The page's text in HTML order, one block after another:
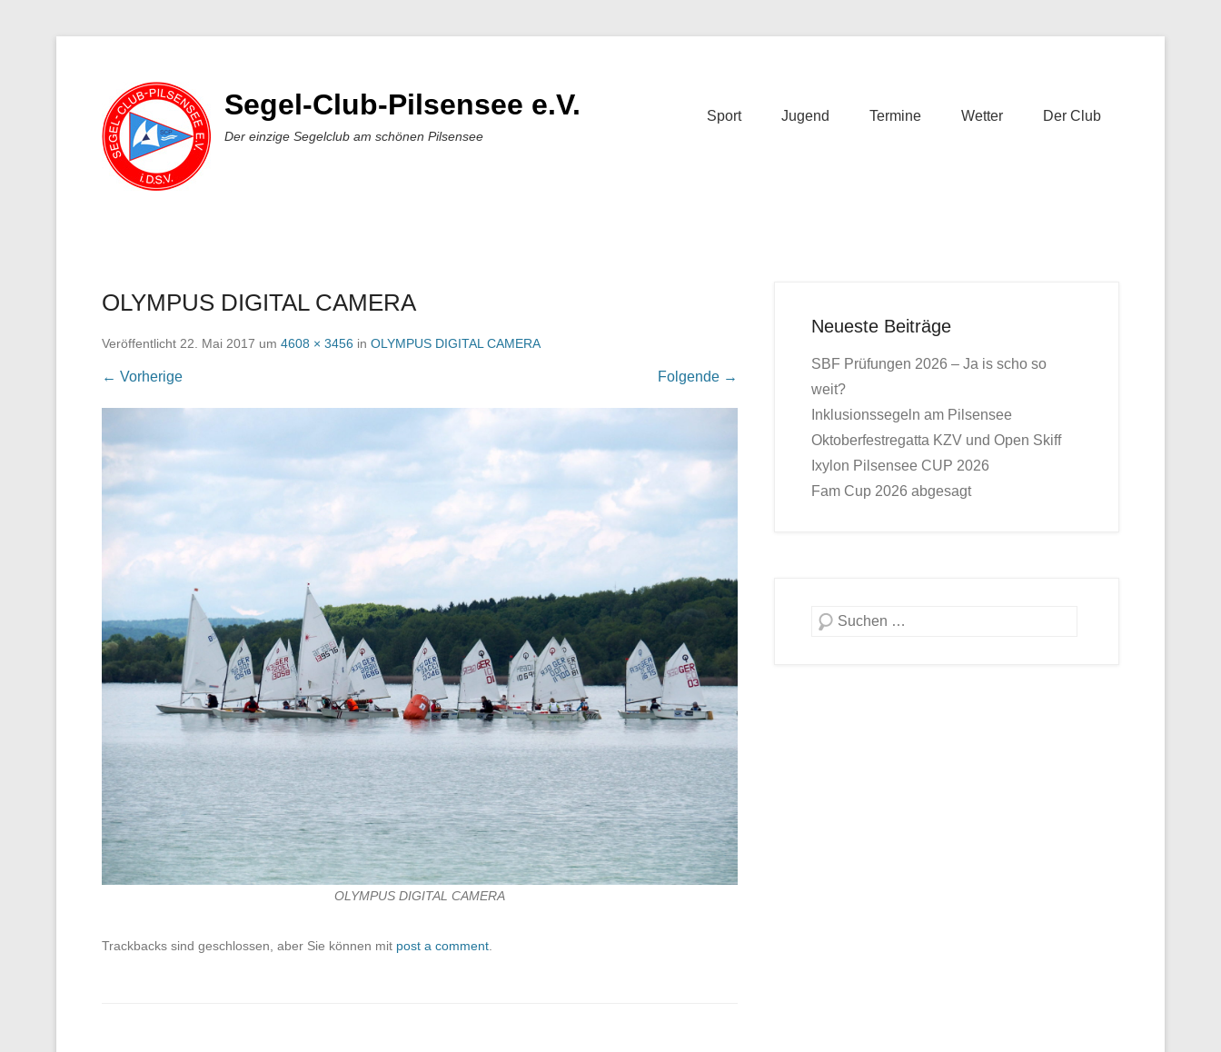
Segel-Club-Pilsensee e.V.
Der einzige Segelclub am schönen Pilsensee
Sport Jugend Termine Wetter Der Club
OLYMPUS DIGITAL CAMERA
Veröffentlicht 22. Mai 2017 um 4608 × 3456 in OLYMPUS DIGITAL CAMERA
← Vorherige Folgende →
OLYMPUS DIGITAL CAMERA
Trackbacks sind geschlossen, aber Sie können mit post a comment
Neueste Beiträge
SBF Prüfungen 2026 – Ja is scho so
weit?
Inklusionssegeln am Pilsensee
Oktoberfestregatta KZV und Open Skiff
Ixylon Pilsensee CUP 2026
Fam Cup 2026 abgesagt
Suche